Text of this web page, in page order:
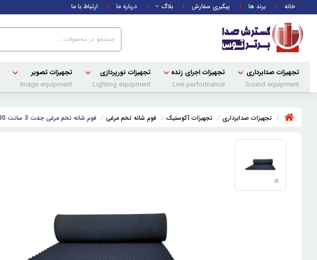
خانه برند ها پیگیری سفارش بلاگ درباره ما ارتباط با ما
تجهیزات صدابرداری
Sound equipment
تجهیزات اجرای زنده
Live performance
تجهیزات نورپردازی
Lighting equipment
تجهیزات تصویر
Image equipment
تجهیزات صدابرداری تجهیزات آکوستیک فوم شانه تخم مرغی فوم شانه تخم مرغی جفت 3 سانت 30 کیلویی